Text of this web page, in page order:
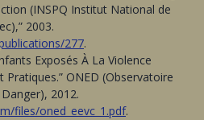
(INSPQ Institut National de
2003.
277.
Exposés À La Violence
Pratiques.” ONED (Observatoire
2012.
files/oned_eevc_1.pdf.